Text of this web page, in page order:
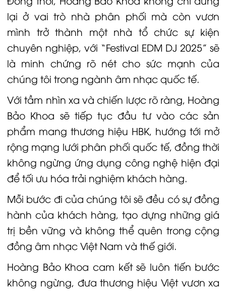
lại ở vai trò nhà phân phối mà còn vươn
mình trở thành một nhà tổ chức sự kiện
chuyên nghiệp, với “Festival EDM DJ 2025” sẽ
là minh chứng rõ nét cho sức mạnh của
chúng tôi trong ngành âm nhạc quốc tế.
Với tầm nhìn xa và chiến lược rõ ràng, Hoàng
Bảo Khoa sẽ tiếp tục đầu tư vào các sản
phẩm mang thương hiệu HBK, hướng tới mở
rộng mạng lưới phân phối quốc tế, đồng thời
không ngừng ứng dụng công nghệ hiện đại
để tối ưu hóa trải nghiệm khách hàng.
Mỗi bước đi của chúng tôi sẽ đều có sự đồng
hành của khách hàng, tạo dựng những giá
trị bền vững và không thể quên trong cộng
đồng âm nhạc Việt Nam và thế giới.
Hoàng Bảo Khoa cam kết sẽ luôn tiến bước
không ngừng, đưa thương hiệu Việt vươn xa